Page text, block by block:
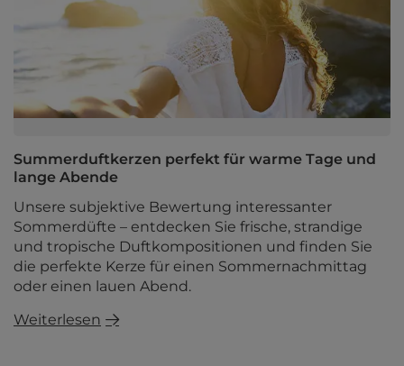
Summerduftkerzen perfekt für warme Tage und
lange Abende
Unsere subjektive Bewertung interessanter
Sommerdüfte – entdecken Sie frische, strandige
und tropische Duftkompositionen und finden Sie
die perfekte Kerze für einen Sommernachmittag
oder einen lauen Abend.
Weiterlesen